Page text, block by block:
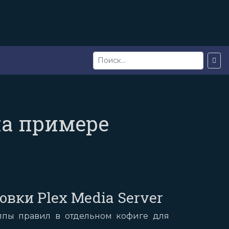
примере
Plex Media Server
правил в отдельном кофиге для